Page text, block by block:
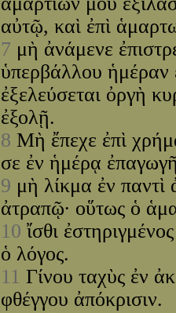
αὐτῷ, καὶ ἐπὶ
7 μὴ ἀνάμενε
ὑπερβάλλου ἡμέραν
ἐξελεύσεται ὀργὴ
ἐξολῇ.
8 Μὴ ἔπεχε ἐπὶ
σε ἐν ἡμέρᾳ
9 μὴ λίκμα ἐν
ἀτραπῷ· οὕτως ὁ
10 ἴσθι
ὁ λόγος.
11 Γίνου ταχὺς ἐν
φθέγγου ἀπόκρισιν.